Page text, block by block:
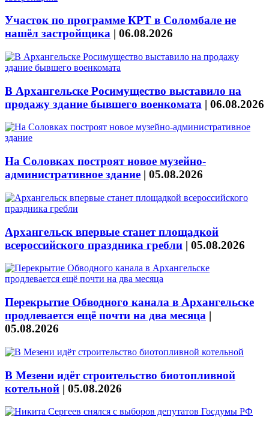
Участок по программе КРТ в Соломбале не
нашёл застройщика | 06.08.2026
В Архангельске Росимущество выставило на
продажу здание бывшего военкомата | 06.08.2026
На Соловках построят новое музейно-
административное здание | 05.08.2026
Архангельск впервые станет площадкой
всероссийского праздника гребли | 05.08.2026
Перекрытие Обводного канала в Архангельске
продлевается ещё почти на два месяца |
05.08.2026
В Мезени идёт строительство биотопливной
котельной | 05.08.2026